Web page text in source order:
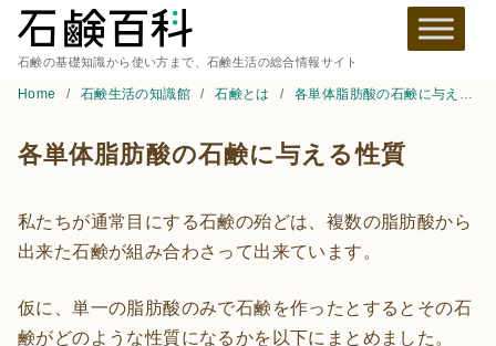
石鹸の基礎知識から使い方まで、石鹸生活の総合情報サイト
Home 石鹸生活の知識館 石鹸とは 各単体脂肪酸の石鹸に与える性質
各単体脂肪酸の石鹸に与える性質
私たちが通常目にする石鹸の殆どは、複数の脂肪酸から
出来た石鹸が組み合わさって出来ています。
仮に、単一の脂肪酸のみで石鹸を作ったとするとその石
鹸がどのような性質になるかを以下にまとめました。